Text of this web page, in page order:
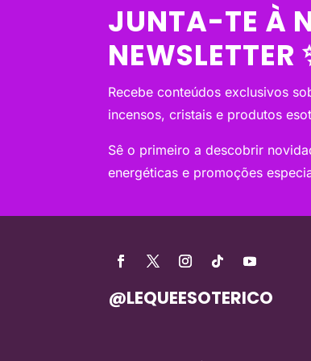
JUNTA-TE À
NEWSLETTER
Recebe conteúdos exclusivos
incensos, cristais e produtos
Sê o primeiro a descobrir
energéticas e promoções
@LEQUEESOTERICO